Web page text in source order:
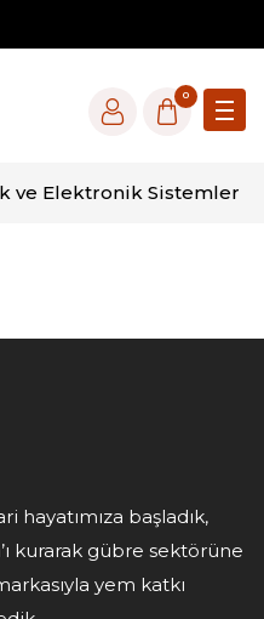
0
ve Elektronik Sistemler
hayatımıza başladık,
kurarak gübre sektörüne
yem katkı